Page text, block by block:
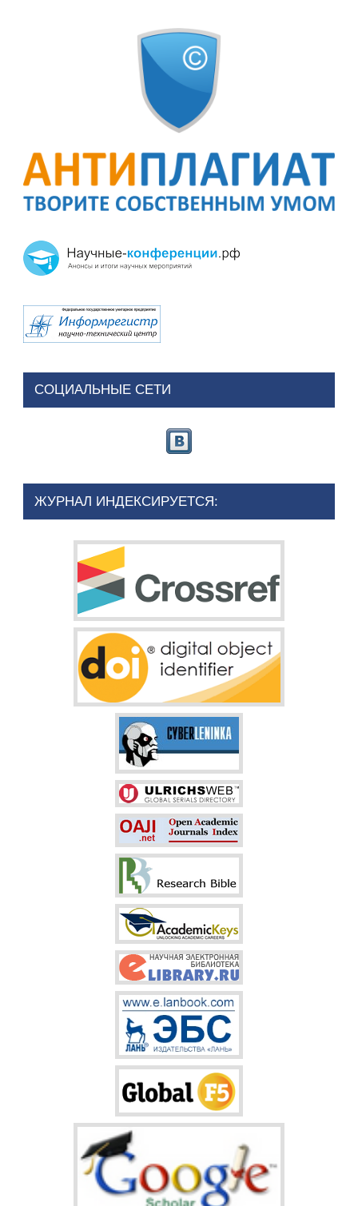
СОЦИАЛЬНЫЕ СЕТИ
ЖУРНАЛ ИНДЕКСИРУЕТСЯ: